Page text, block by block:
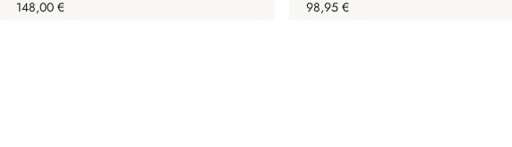
148,00 € 98,95 €